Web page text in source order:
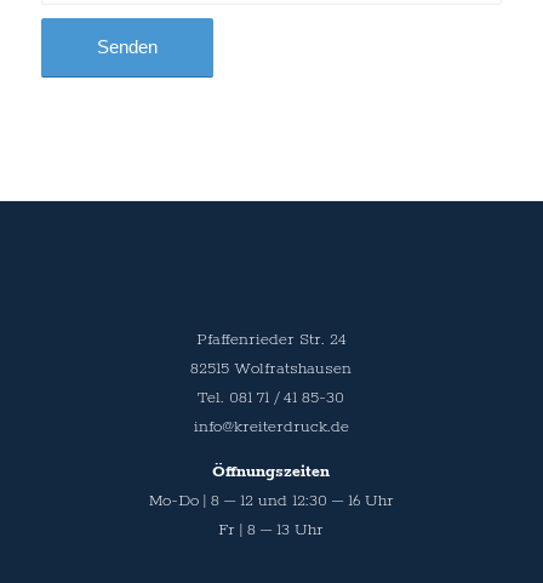
Pfaffenrieder Str. 24
82515 Wolfratshausen
Tel. 081 71 / 41 85-30
info@kreiterdruck.de
Öffnungszeiten
Mo-Do | 8 – 12 und 12:30 – 16 Uhr
Fr | 8 – 13 Uhr